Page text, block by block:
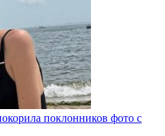
поклонников фото с